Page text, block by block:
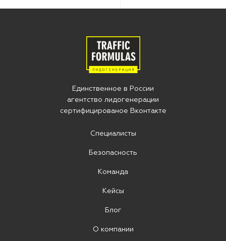
Единственное в Росcии
агентство лидогенерации
сертифицированое Вконтакте
Специалисты
Безопасность
Команда
Кейсы
Блог
О компании